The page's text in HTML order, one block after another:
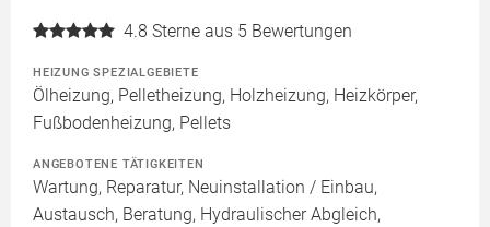
4.8 Sterne aus 5 Bewertungen
HEIZUNG SPEZIALGEBIETE
Ölheizung, Pelletheizung, Holzheizung, Heizkörper,
Fußbodenheizung, Pellets
ANGEBOTENE TÄTIGKEITEN
Wartung, Reparatur, Neuinstallation / Einbau,
Austausch, Beratung, Hydraulischer Abgleich,